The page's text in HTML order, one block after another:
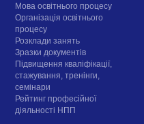
Мова освітнього процесу
Організація освітнього
процесу
Розклади занять
Зразки документів
Підвищення кваліфікації,
стажування, тренінги,
семінари
Рейтинг професійної
діяльності НПП